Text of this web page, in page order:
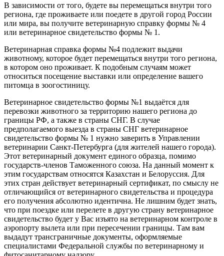
В зависимости от того, будете вы перемещаться внутри того
региона, где проживаете или поедете в другой город России
или мира, вы получите ветеринарную справку формы № 4
или ветеринарное свидетельство формы № 1.
Ветеринарная справка формы №4 подлежит выдачи
животному, которое будет перемещаться внутри того региона,
в котором оно проживает. К подобным случаям может
относиться посещение выставки или определение вашего
питомца в зоогостиницу.
Ветеринарное свидетельство формы №1 выдаётся для
перевозки животного за территорию нашего региона до
границы РФ, а также в страны СНГ. В случае
предполагаемого выезда в страны СНГ ветеринарное
свидетельство формы № 1 нужно заверить в Управлении
ветеринарии Санкт-Петербурга (для жителей нашего города).
Этот ветеринарный документ единого образца, помимо
государств-членов Таможенного союза. На данный момент к
этим государствам относятся Казахстан и Белоруссия. Для
этих стран действует ветеринарный сертификат, по смыслу не
отличающийся от ветеринарного свидетельства и процедура
его получения абсолютно идентична. Не лишним будет знать,
что при поездке или перелете в другую страну ветеринарное
свидетельство будет у Вас изъято на ветеринарном контроле в
аэропорту вылета или при пересечении границы. Там вам
выдадут трансграничные документы, оформляемые
специалистами Федеральной службы по ветеринарному и